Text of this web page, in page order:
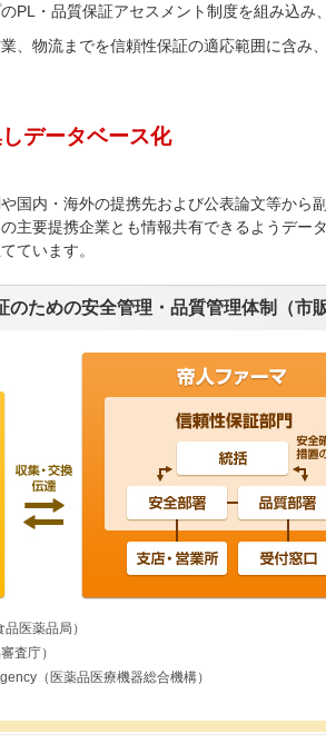
PL・品質保証アセスメント制度を組み込み
、物流までを信頼性保証の適応範囲に含み
データベース化
国内・海外の提携先および公表論文等から
主要提携企業とも情報共有できるようデータ
ています。
ための安全管理・品質管理体制（市販
医薬品局）
査庁）
（医薬品医療機器総合機構）